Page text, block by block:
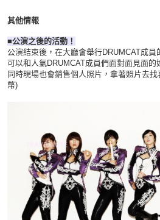
其他情報
■公演之後的活動！
公演結束後，在大廳會舉行DRUMCAT成員
可以和人氣DRUMCAT成員們面對面見面的
同時現場也會銷售個人照片，拿著照片去
幣)